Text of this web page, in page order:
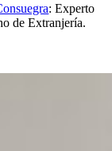
: Experto
de Extranjería.